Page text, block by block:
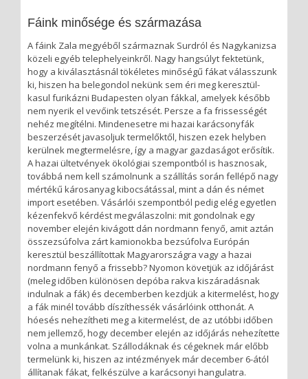
Fáink minősége és származása
A fáink Zala megyéből származnak Surdról és Nagykanizsa
közeli egyéb telephelyeinkről. Nagy hangsúlyt fektetünk,
hogy a kiválasztásnál tökéletes minőségű fákat válasszunk
ki, hiszen ha belegondol nekünk sem éri meg keresztül-
kasul furikázni Budapesten olyan fákkal, amelyek később
nem nyerik el vevőink tetszését. Persze a fa frissességét
nehéz megítélni. Mindenesetre mi hazai karácsonyfák
beszerzését javasoljuk termelőktől, hiszen ezek helyben
kerülnek megtermelésre, így a magyar gazdaságot erősítik.
A hazai ültetvények ökológiai szempontból is hasznosak,
továbbá nem kell számolnunk a szállítás során fellépő nagy
mértékű károsanyag kibocsátással, mint a dán és német
import esetében. Vásárlói szempontból pedig elég egyetlen
kézenfekvő kérdést megválaszolni: mit gondolnak egy
november elején kivágott dán nordmann fenyő, amit aztán
összezsúfolva zárt kamionokba bezsúfolva Európán
keresztül beszállítottak Magyarországra vagy a hazai
nordmann fenyő a frissebb? Nyomon követjük az időjárást
(meleg időben különösen depóba rakva kiszáradásnak
indulnak a fák) és decemberben kezdjük a kitermelést, hogy
a fák minél tovább díszíthessék vásárlóink otthonát. A
hóesés nehezítheti meg a kitermelést, de az utóbbi időben
nem jellemző, hogy december elején az időjárás nehezítette
volna a munkánkat. Szállodáknak és cégeknek már előbb
termelünk ki, hiszen az intézmények már december 6-ától
állítanak fákat, felkészülve a karácsonyi hangulatra.